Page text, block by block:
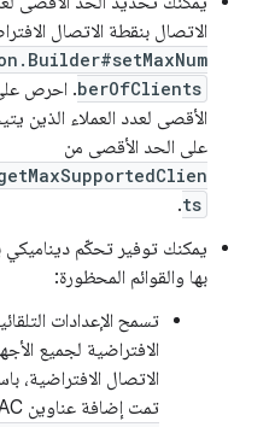
الاتصال بنقطة الاتصال
berOfClients. احرص
الأقصى لعدد العملاء الذين
على الحد الأقصى من
ts
.
يمكنك توفير تحكّم ديناميكي
بها والقوائم المحظورة:
تسمح الإعدادات
الافتراضية لجميع
الاتصال الافتراضية،
تمت إضافة عناوين MAC الخاصة بها إلى